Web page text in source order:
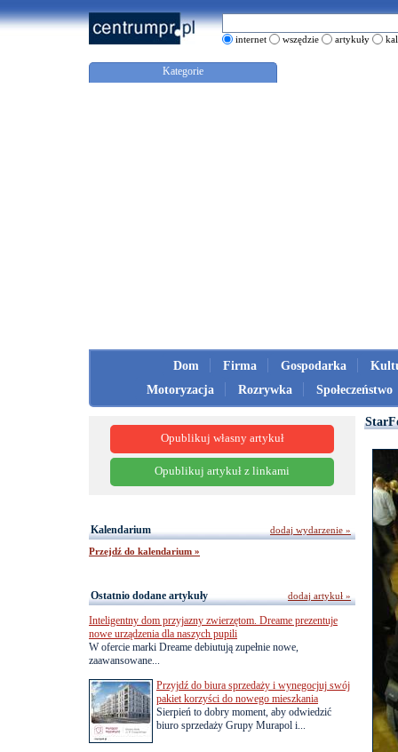
internet wszędzie artykuły
Kategorie
Dom Firma Gospodarka
Motoryzacja
Rozrywka Społeczeństwo
Opublikuj własny artykuł
Opublikuj artykuł z linkami
Kalendarium
Przejdź do kalendarium »
dodaj wydarzenie »
Ostatnio dodane artykuły
Inteligentny dom przyjazny zwierzętom. Dreame prezentuje
nowe urządzenia dla naszych pupili
W ofercie marki Dreame debiutują zupełnie nowe,
zaawansowane...
Przyjdź do biura sprzedaży i wynegocjuj swój
pakiet korzyści do nowego mieszkania
Sierpień to dobry moment, aby odwiedzić
biuro sprzedaży Grupy Murapol i...
dodaj artykuł »